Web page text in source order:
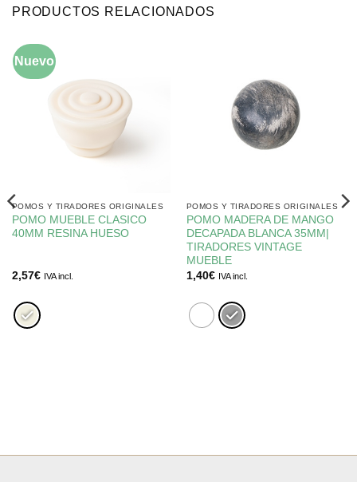
PRODUCTOS RELACIONADOS
Nuevo
POMOS Y TIRADORES ORIGINALES
POMO MUEBLE CLASICO
40MM RESINA HUESO
2,57€ IVA incl.
POMOS Y TIRADORES ORIGINALES
POMO MADERA DE MANGO
DECAPADA BLANCA 35MM|
TIRADORES VINTAGE
MUEBLE
1,40€ IVA incl.